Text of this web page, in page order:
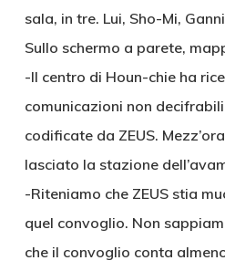
sala, in tre. Lui, Sho-Mi,
Sullo schermo a parete,
-Il centro di Houn-chie ha
comunicazioni non
codificate da ZEUS.
lasciato la stazione
-Riteniamo che ZEUS stia
quel convoglio. Non
che il convoglio conta